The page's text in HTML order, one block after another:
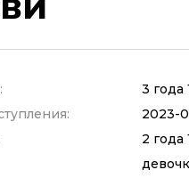
3 года
2023-
2 года